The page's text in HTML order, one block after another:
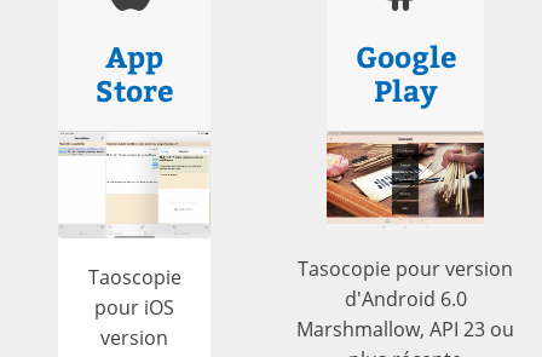
App
Store
Taoscopie
pour iOS
version
Google
Play
Tasocopie pour version
d'Android 6.0
Marshmallow, API 23 ou